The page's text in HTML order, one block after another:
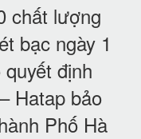
chất lượng
bạc ngày 1
định
Hatap bảo
Phố Hà